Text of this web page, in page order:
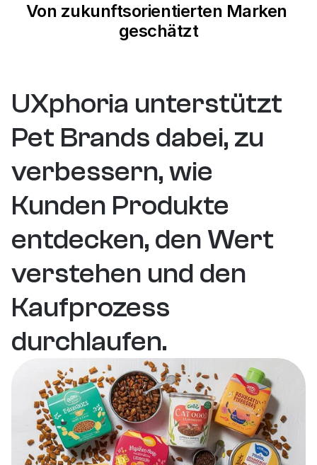
Von zukunftsorientierten Marken
geschätzt
UXphoria unterstützt
Pet Brands dabei, zu
verbessern, wie
Kunden Produkte
entdecken, den Wert
verstehen und den
Kaufprozess
durchlaufen.